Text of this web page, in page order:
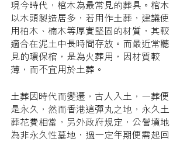
現今時代，棺木為最常見的葬具。棺木
以木頭製造居多，若用作土葬，建議使
用柏木、楠木等厚實堅固的材質，其較
適合在泥土中長時間存放。而最近常聽
見的環保棺，是為火葬用，因材質較
薄，而不宜用於土葬。
土葬因時代而變遷，古人入土，一葬便
是永久，然而香港這彈丸之地，永久土
葬花費相當，另外政府規定，公營墳地
為非永久性墓地，過一定年期便需起回